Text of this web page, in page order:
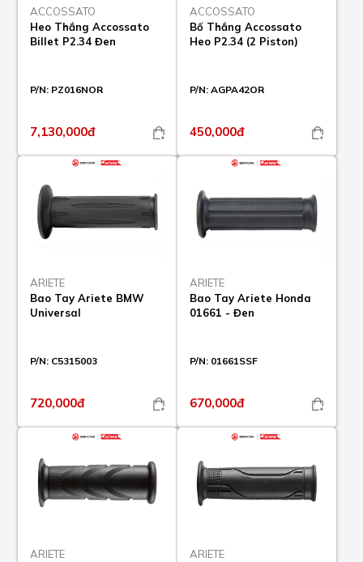
ACCOSSATO
Heo Thắng Accossato
Billet P2.34 Đen
P/N: PZ016NOR
7,130,000đ
ACCOSSATO
Bố Thắng Accossato
Heo P2.34 (2 Piston)
P/N: AGPA42OR
450,000đ
ARIETE
Bao Tay Ariete BMW
Universal
P/N: C5315003
720,000đ
ARIETE
Bao Tay Ariete Honda
01661 - Đen
P/N: 01661SSF
670,000đ
ARIETE
ARIETE